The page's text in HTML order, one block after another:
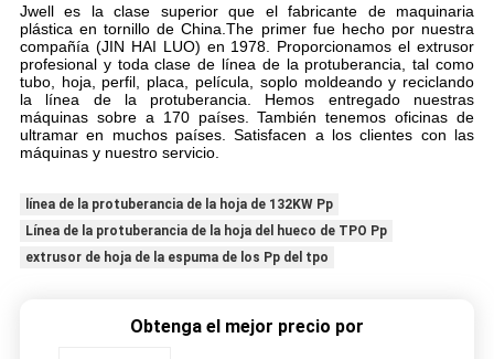
Jwell es la clase superior que el fabricante de maquinaria
plástica en tornillo de China.The primer fue hecho por nuestra
compañía (JIN HAI LUO) en 1978. Proporcionamos el extrusor
profesional y toda clase de línea de la protuberancia, tal como
tubo, hoja, perfil, placa, película, soplo moldeando y reciclando
la línea de la protuberancia. Hemos entregado nuestras
máquinas sobre a 170 países. También tenemos oficinas de
ultramar en muchos países. Satisfacen a los clientes con las
máquinas y nuestro servicio.
línea de la protuberancia de la hoja de 132KW Pp
Línea de la protuberancia de la hoja del hueco de TPO Pp
extrusor de hoja de la espuma de los Pp del tpo
Obtenga el mejor precio por